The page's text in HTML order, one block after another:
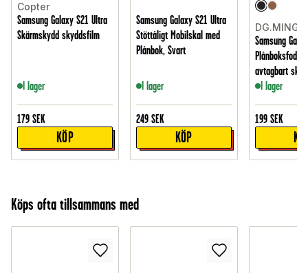
Copter
Samsung Galaxy S21 Ultra
Skärmskydd skyddsfilm
I lager
179 SEK
KÖP
Samsung Galaxy S21 Ultra
Stöttåligt Mobilskal med
Plånbok, Svart
I lager
249 SEK
KÖP
DG.MING
Samsung
avtagbart
I lager
199 SEK
Köps ofta tillsammans med